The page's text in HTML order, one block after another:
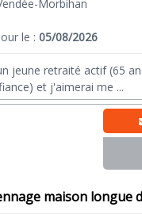
Morbihan
le :05/08/2026
jeune retraité actif (65
et j'aimerai me ...
maison longue